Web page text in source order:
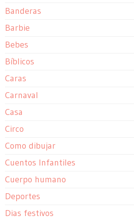
Banderas
Barbie
Bebes
Bíblicos
Caras
Carnaval
Casa
Circo
Como dibujar
Cuentos Infantiles
Cuerpo humano
Deportes
Dias festivos